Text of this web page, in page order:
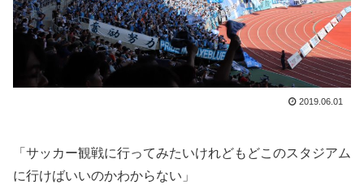
2019.06.01
「サッカー観戦に行ってみたいけれどもどこのスタジアム
に行けばいいのかわからない」